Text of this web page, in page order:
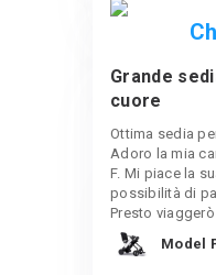
Grande
cuore
Ottima sedia
Adoro la mia
F. Mi piace la
possibilità di
Presto
Model